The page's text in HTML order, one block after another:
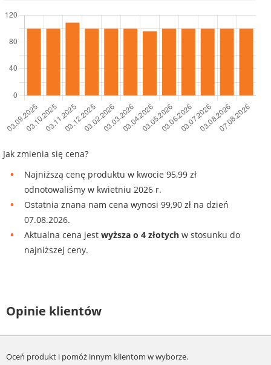
Jak zmienia się cena?
Najniższą cenę produktu w kwocie 95,99 zł
odnotowaliśmy w kwietniu 2026 r.
Ostatnia znana nam cena wynosi 99,90 zł na dzień
07.08.2026.
Aktualna cena jest wyższa o 4 złotych w stosunku do
najniższej ceny.
Opinie klientów
Oceń produkt i pomóż innym klientom w wyborze.